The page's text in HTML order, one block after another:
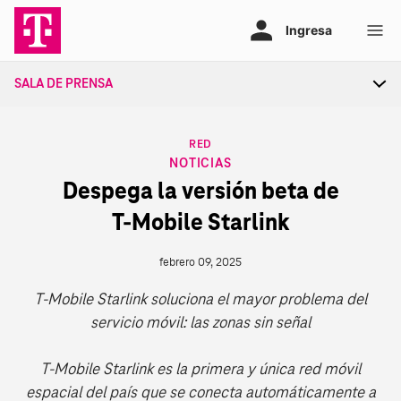
contenido
SALA DE PRENSA
RED
NOTICIAS
Despega la versión beta de
T‑Mobile Starlink
febrero 09, 2025
T‑Mobile Starlink soluciona el mayor problema del
servicio móvil: las zonas sin señal
T‑Mobile Starlink es la primera y única red móvil
espacial del país que se conecta automáticamente a